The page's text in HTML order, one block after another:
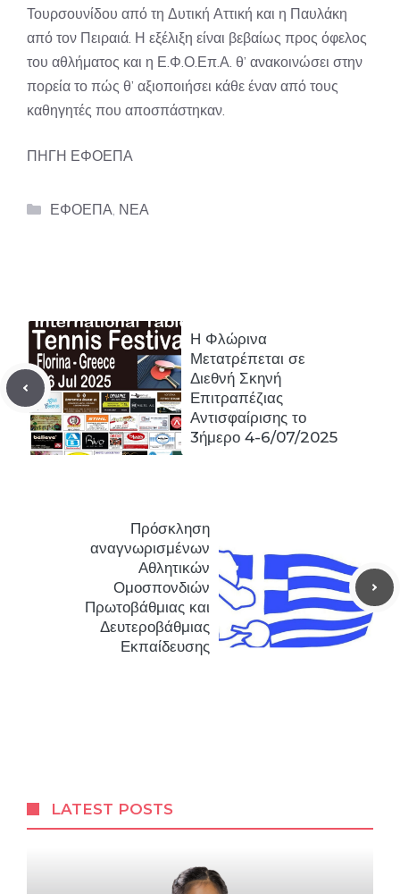
Τουρσουνίδου από τη Δυτική Αττική και η Παυλάκη
από τον Πειραιά. Η εξέλιξη είναι βεβαίως προς όφελος
του αθλήματος και η Ε.Φ.Ο.Επ.Α. θ’ ανακοινώσει στην
πορεία το πώς θ’ αξιοποιήσει κάθε έναν από τους
καθηγητές που αποσπάστηκαν.
ΠΗΓΗ ΕΦΟΕΠΑ
Categories
ΕΦΟΕΠΑ, ΝΕΑ
Η Φλώρινα
Μετατρέπεται σε
Διεθνή Σκηνή
Επιτραπέζιας
Αντισφαίρισης το
3ήμερο 4-6/07/2025
Πρόσκληση
αναγνωρισμένων
Αθλητικών
Ομοσπονδιών
Πρωτοβάθμιας και
Δευτεροβάθμιας
Εκπαίδευσης
LATEST POSTS